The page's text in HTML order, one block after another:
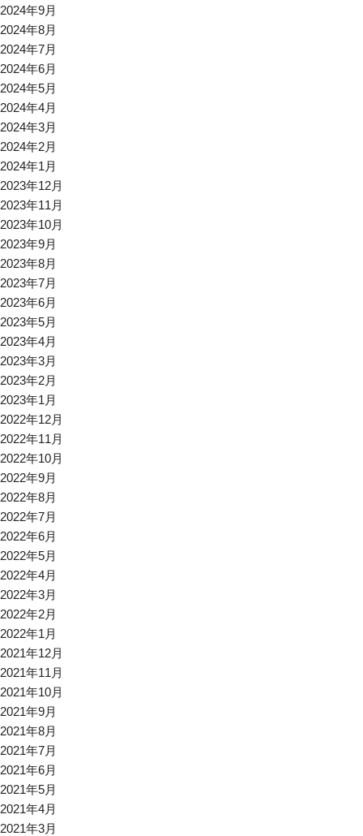
2024年9月
2024年8月
2024年7月
2024年6月
2024年5月
2024年4月
2024年3月
2024年2月
2024年1月
2023年12月
2023年11月
2023年10月
2023年9月
2023年8月
2023年7月
2023年6月
2023年5月
2023年4月
2023年3月
2023年2月
2023年1月
2022年12月
2022年11月
2022年10月
2022年9月
2022年8月
2022年7月
2022年6月
2022年5月
2022年4月
2022年3月
2022年2月
2022年1月
2021年12月
2021年11月
2021年10月
2021年9月
2021年8月
2021年7月
2021年6月
2021年5月
2021年4月
2021年3月